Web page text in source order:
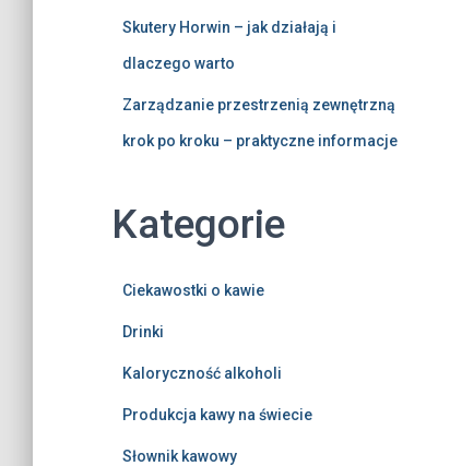
Skutery Horwin – jak działają i
dlaczego warto
Zarządzanie przestrzenią zewnętrzną
krok po kroku – praktyczne informacje
Kategorie
Ciekawostki o kawie
Drinki
Kaloryczność alkoholi
Produkcja kawy na świecie
Słownik kawowy